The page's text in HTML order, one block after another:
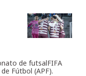
de futsalFIFA
Fútbol (APF).